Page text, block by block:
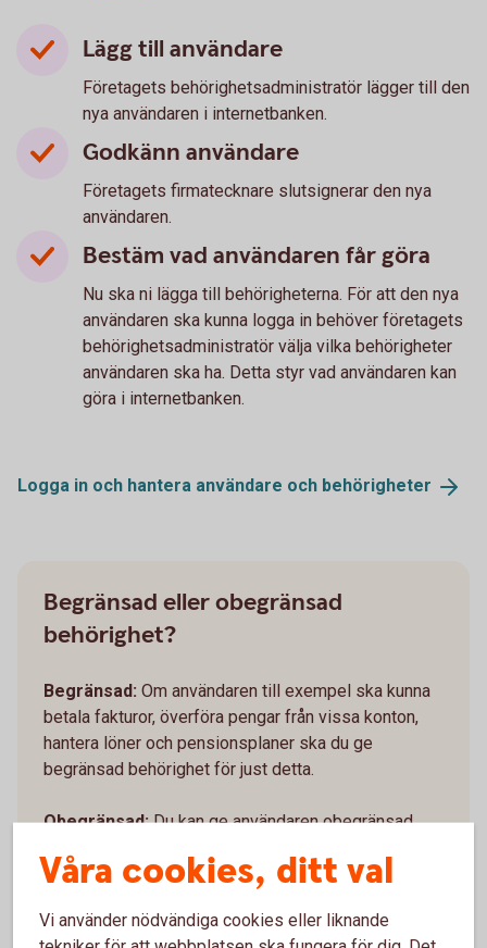
Lägg till användare
Företagets behörighetsadministratör lägger till den
nya användaren i internetbanken.
Godkänn användare
Företagets firmatecknare slutsignerar den nya
användaren.
Bestäm vad användaren får göra
Nu ska ni lägga till behörigheterna. För att den nya
användaren ska kunna logga in behöver företagets
behörighetsadministratör välja vilka behörigheter
användaren ska ha. Detta styr vad användaren kan
göra i internetbanken.
Logga in och hantera användare och behörigheter
Begränsad eller obegränsad
behörighet?
Begränsad: Om användaren till exempel ska kunna
betala fakturor, överföra pengar från vissa konton,
hantera löner och pensionsplaner ska du ge
begränsad behörighet för just detta.
Obegränsad:Du kan ge användaren obegränsad
tillgång till alla nuvarande och framtida konton, avtal
Våra cookies, ditt val
Vi använder nödvändiga cookies eller liknande